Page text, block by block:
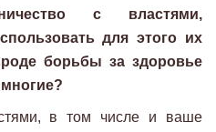
с властями,
для этого их
борьбы за здоровье
в том числе и ваше